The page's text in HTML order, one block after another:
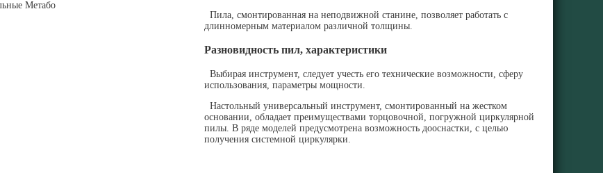
Пила, смонтированная на неподвижной станине, позволяет работать с
длинномерным материалом различной толщины.
Разновидность пил, характеристики
Выбирая инструмент, следует учесть его технические возможности, сферу
использования, параметры мощности.
Настольный универсальный инструмент, смонтированный на жестком
основании, обладает преимуществами торцовочной, погружной циркулярной
пилы. В ряде моделей предусмотрена возможность дооснастки, с целью
получения системной циркулярки.